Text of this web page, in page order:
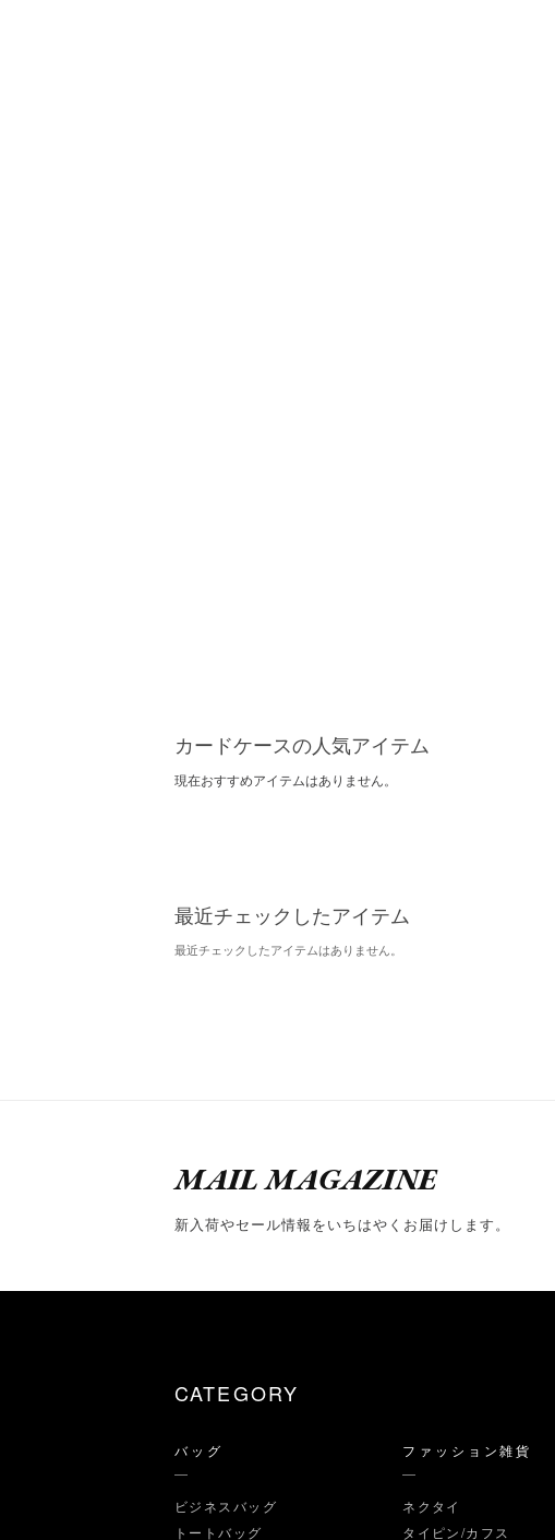
カードケースの人気アイテム
現在おすすめアイテムはありません。
最近チェックしたアイテム
最近チェックしたアイテムはありません。
MAIL MAGAZINE
新入荷やセール情報をいちはやくお届けします。
CATEGORY
バッグ
ビジネスバッグ
トートバッグ
ファッション雑貨
ネクタイ
タイピン/カフス